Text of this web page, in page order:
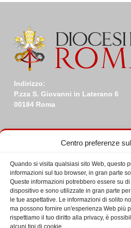
Centro preferenze
Quando si visita qualsiasi sito Web, questo
informazioni sul tuo browser, in gran parte
Queste informazioni potrebbero essere su
dispositivo e sono utilizzate in gran parte
le tue aspettative. Le informazioni di solito
ma possono fornire un'esperienza Web più
rispettiamo il tuo diritto alla privacy, è
alcuni tipi di cookie.
Indirizzo:
P.zza S. Giovanni in Laterano 6
00184 Roma
Ultime da Facebook